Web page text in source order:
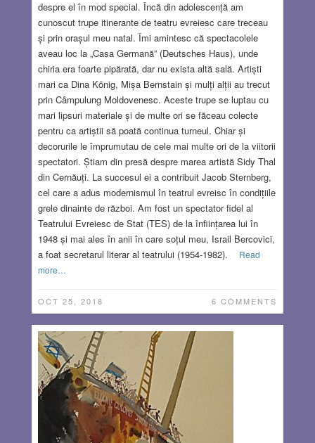
despre el în mod special. Încă din adolescență am
cunoscut trupe itinerante de teatru evreiesc care treceau
și prin orașul meu natal. Îmi amintesc că spectacolele
aveau loc la „Casa Germană” (Deutsches Haus), unde
chiria era foarte pipărată, dar nu exista altă sală. Artiști
mari ca Dina König, Mișa Bernstain și mulți alții au trecut
prin Câmpulung Moldovenesc. Aceste trupe se luptau cu
mari lipsuri materiale și de multe ori se făceau colecte
pentru ca artiștii să poată continua turneul. Chiar și
decorurile le împrumutau de cele mai multe ori de la viitorii
spectatori. Știam din presă despre marea artistă Sidy Thal
din Cernăuți. La succesul ei a contribuit Jacob Sternberg,
cel care a adus modernismul în teatrul evreisc în condițiile
grele dinainte de război. Am fost un spectator fidel al
Teatrului Evreiesc de Stat (TES) de la înființarea lui în
1948 și mai ales în anii în care soțul meu, Israil Bercovici,
a foat secretarul literar al teatrului (1954-1982).
Read
more…
OCT 25, 2018 6 COMMENTS